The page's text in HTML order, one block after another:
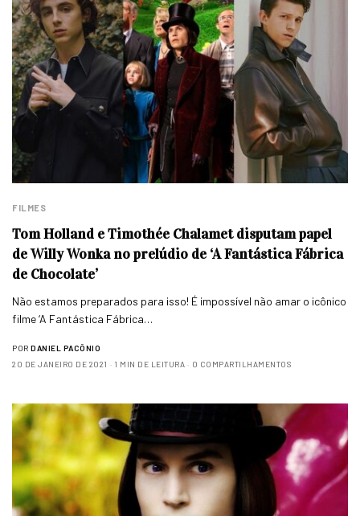
FILMES
Tom Holland e Timothée Chalamet disputam papel
de Willy Wonka no prelúdio de ‘A Fantástica Fábrica
de Chocolate’
Não estamos preparados para isso! É impossível não amar o icônico
filme ‘A Fantástica Fábrica…
POR DANIEL PACÔNIO
20 DE JANEIRO DE 2021
1 MIN DE LEITURA 0 COMPARTILHAMENTOS